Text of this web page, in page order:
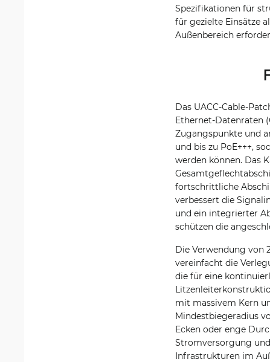
Spezifikationen für
für gezielte Einsätze
Außenbereich
Das UACC-Cable-
Ethernet-Datenraten
Zugangspunkte und
und bis zu PoE+++,
werden können. Das
fortschrittliche
verbessert die
und ein integrierter
schützen die
Die Verwendung von
vereinfacht die
die für eine
mit massivem Kern
Mindestbiegeradius
Ecken oder enge
Stromversorgung
Infrastrukturen im